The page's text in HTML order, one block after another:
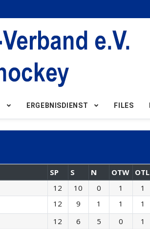
ERGEBNISDIENST FILES
SP S N OTW OTL
12 10 0 1 1
12 9 1 1 1
12 6 5 0 1